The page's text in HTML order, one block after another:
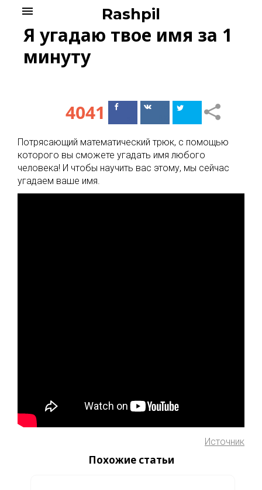
content
Rashpil
menu
Я угадаю твое имя за 1
минуту
4041
ПоделитьсяПоделиться
Потрясающий математический трюк, с помощью
которого вы сможете угадать имя любого
человека! И чтобы научить вас этому, мы сейчас
угадаем ваше имя.
Источник
Похожие статьи